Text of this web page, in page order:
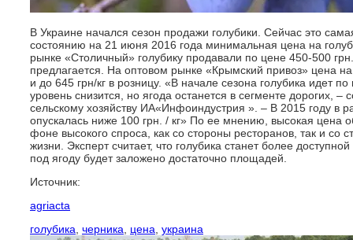
В Украине начался сезон продажи голубики. Сейчас это
состоянию на 21 июня 2016 года минимальная цена на
рынке «Столичный» голубику продавали по цене 450-500
предлагается. На оптовом рынке «Крымский привоз» цена на
и до 645 грн/кг в розницу. «В начале сезона голубика идет
уровень снизится, но ягода останется в сегменте дорогих,
сельскому хозяйству ИА«Инфоиндустрия ». – В 2015 году в
опускалась ниже 100 грн. / кг» По ее мнению, высокая
фоне высокого спроса, как со стороны ресторанов, так и со
жизни. Эксперт считает, что голубика станет более
под ягоду будет заложено достаточно площадей.
Источник:
agriacta
голубика черника цена украина